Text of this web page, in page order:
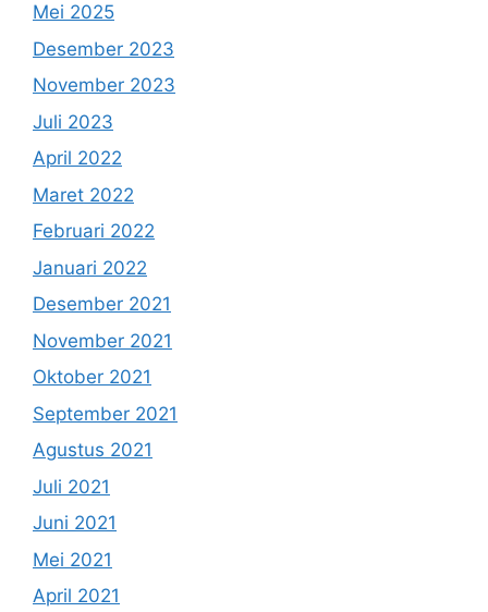
Mei 2025
Desember 2023
November 2023
Juli 2023
April 2022
Maret 2022
Februari 2022
Januari 2022
Desember 2021
November 2021
Oktober 2021
September 2021
Agustus 2021
Juli 2021
Juni 2021
Mei 2021
April 2021